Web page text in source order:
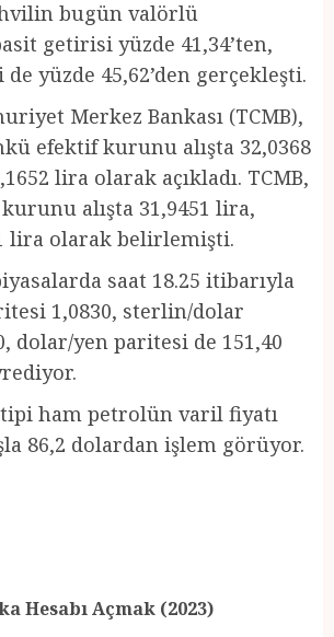
bugün valörlü
getirisi yüzde 41,34’ten,
yüzde 45,62’den gerçekleşti.
Merkez Bankası (TCMB),
efektif kurunu alışta 32,0368
lira olarak açıkladı. TCMB,
alışta 31,9451 lira,
lira olarak belirlemişti.
saat 18.25 itibarıyla
1,0830, sterlin/dolar
dolar/yen paritesi de 151,40
ham petrolün varil fiyatı
86,2 dolardan işlem görüyor.
Hesabı Açmak (2023)